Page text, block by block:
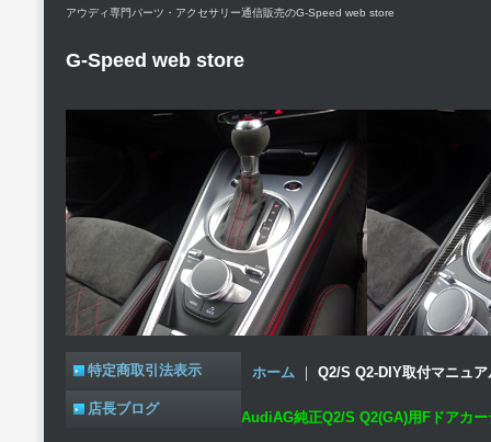
アウディ専門パーツ・アクセサリー通信販売のG-Speed web store
G-Speed web store
特定商取引法表示
店長ブログ
ホーム ｜ Q2/S Q2-DIY取付マニュア
AudiAG純正Q2/S Q2(GA)用Fドアカ